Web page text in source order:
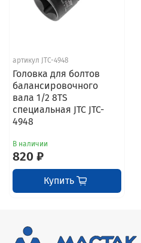
артикул JTC-4948
Головка для болтов
балансировочного
вала 1/2 8TS
специальная JTC JTC-
4948
В наличии
820 ₽
Купить